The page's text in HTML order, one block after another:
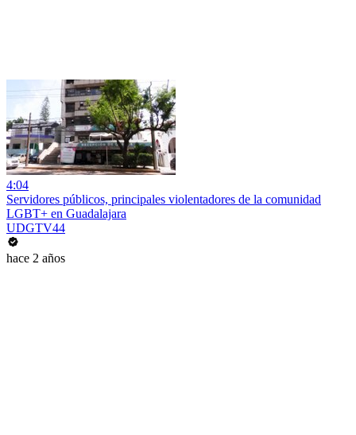
4:04
Servidores públicos, principales violentadores de la comunidad
LGBT+ en Guadalajara
UDGTV44
hace 2 años